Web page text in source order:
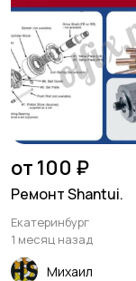
от 100 ₽
Ремонт Shantui.
Екатеринбург
1 месяц назад
Михаил